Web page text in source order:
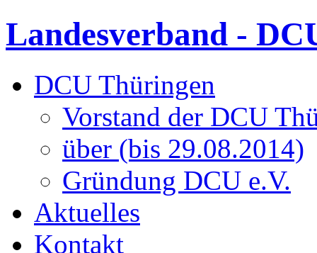
Landesverband -
DCU Thüringen
Vorstand der DCU
über (bis 29.08.2014)
Gründung DCU e.V.
Aktuelles
Kontakt